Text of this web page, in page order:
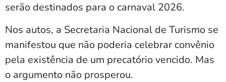
serão destinados para o carnaval 2026.
Nos autos, a Secretaria Nacional de Turismo se
manifestou que não poderia celebrar convênio
pela existência de um precatório vencido. Mas
o argumento não prosperou.